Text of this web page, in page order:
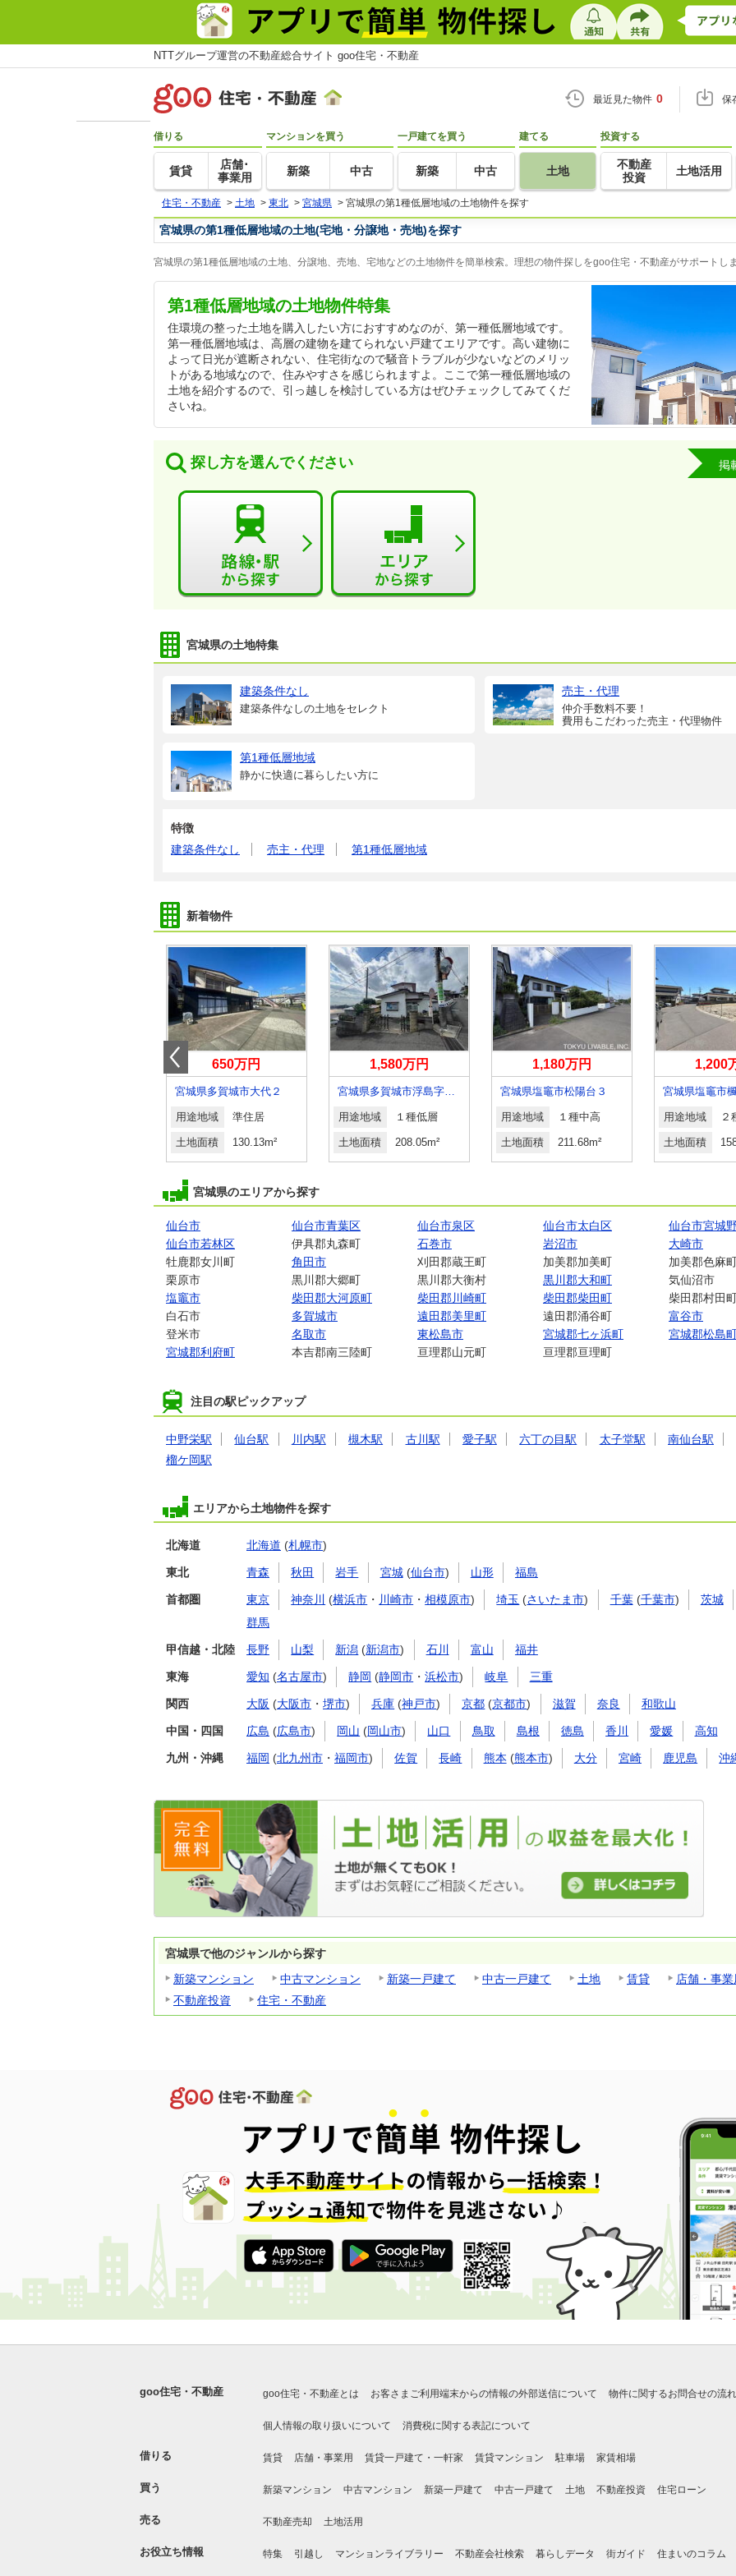
NTTグループ運営の不動産総合サイト goo住宅・不動産
最近見た物件 0 保
借りる
賃貸
店舗･
事業用
マンションを買う
新築 中古
一戸建てを買う
新築 中古
建てる
土地
投資する
不動産
投資
土地活用
住宅・不動産 > 土地 > 東北 > 宮城県 > 宮城県の第1種低層地域の土地物件を探す
宮城県の第1種低層地域の土地(宅地・分譲地・売地)を探す
宮城県の第1種低層地域の土地、分譲地、売地、宅地などの土地物件を簡単検索。理想の物件探しをgoo住宅・不動産がサポートし
第1種低層地域の土地物件特集
住環境の整った土地を購入したい方におすすめなのが、第一種低層地域です。
第一種低層地域は、高層の建物を建てられない戸建てエリアです。高い建物に
よって日光が遮断されない、住宅街なので騒音トラブルが少ないなどのメリッ
トがある地域なので、住みやすさを感じられますよ。ここで第一種低層地域の
土地を紹介するので、引っ越しを検討している方はぜひチェックしてみてくだ
さいね。
探し方を選んでください 掲
宮城県の土地特集
建築条件なし
建築条件なしの土地をセレクト
売主・代理
仲介手数料不要！
費用もこだわった売主・代理物件
第1種低層地域
静かに快適に暮らしたい方に
特徴
建築条件なし
売主・代理 第1種低層地域
新着物件
650万円
宮城県多賀城市大代２
用途地域 準住居
土地面積 130.13m²
1,580万円
宮城県多賀城市浮島字高原
用途地域 １種低層
土地面積 208.05m²
1,180万円
宮城県塩竈市松陽台３
用途地域 １種中高
土地面積 211.68m²
1,200
宮城県塩竈市
用途地域 ２
土地面積
宮城県のエリアから探す
仙台市 仙台市青葉区 仙台市泉区 仙台市太白区
仙台市宮城
仙台市若林区
伊具郡丸森町 石巻市 岩沼市
大崎市
牡鹿郡女川町
角田市 刈田郡蔵王町 加美郡加美町
加美郡色麻
栗原市
黒川郡大郷町 黒川郡大衡村 黒川郡大和町
気仙沼市
塩竈市
柴田郡大河原町 柴田郡川崎町 柴田郡柴田町
柴田郡村田
白石市
多賀城市 遠田郡美里町 遠田郡涌谷町
富谷市
登米市
名取市 東松島市 宮城郡七ヶ浜町
宮城郡松島
宮城郡利府町
本吉郡南三陸町 亘理郡山元町 亘理郡亘理町
注目の駅ピックアップ
中野栄駅 仙台駅 川内駅 槻木駅 古川駅 愛子駅 六丁の目駅 太子堂駅
南仙台駅
榴ケ岡駅
エリアから土地物件を探す
北海道 北海道 (札幌市)
東北 青森 秋田 岩手 宮城(仙台市) 山形 福島
首都圏 東京 神奈川 (横浜市 ・ 川崎市 ・相模原市) 埼玉 (さいたま市) 千葉(千葉市)
茨城
群馬
甲信越・北陸 長野 山梨 新潟 (新潟市) 石川 富山 福井
東海 愛知 (名古屋市) 静岡 (静岡市 ・浜松市) 岐阜 三重
関西 大阪 (大阪市 ・ 堺市) 兵庫 (神戸市) 京都 (京都市) 滋賀 奈良 和歌山
中国・四国 広島 (広島市) 岡山 (岡山市) 山口 鳥取 島根 徳島 香川 愛媛 高知
九州・沖縄 福岡 (北九州市 ・ 福岡市) 佐賀 長崎 熊本 (熊本市) 大分 宮崎 鹿児島 沖
宮城県で他のジャンルから探す
新築マンション
中古マンション 新築一戸建て 中古一戸建て 土地 賃貸
店舗・事業
不動産投資
住宅・不動産
goo住宅・不動産 goo住宅・不動産とは お客さまご利用端末からの情報の外部送信について 物件に関するお問合せの流れ
個人情報の取り扱いについて 消費税に関する表記について
借りる 賃貸 店舗・事業用 賃貸一戸建て・一軒家 賃貸マンション 駐車場 家賃相場
買う 新築マンション 中古マンション 新築一戸建て 中古一戸建て 土地 不動産投資 住宅ローン
売る 不動産売却 土地活用
お役立ち情報 特集 引越し マンションライブラリー 不動産会社検索 暮らしデータ 街ガイド 住まいのコラム